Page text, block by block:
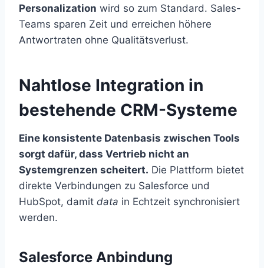
Personalization wird so zum Standard. Sales-
Teams sparen Zeit und erreichen höhere
Antwortraten ohne Qualitätsverlust.
Nahtlose Integration in
bestehende CRM-Systeme
Eine konsistente Datenbasis zwischen Tools
sorgt dafür, dass Vertrieb nicht an
Systemgrenzen scheitert. Die Plattform bietet
direkte Verbindungen zu Salesforce und
HubSpot, damit data in Echtzeit synchronisiert
werden.
Salesforce Anbindung